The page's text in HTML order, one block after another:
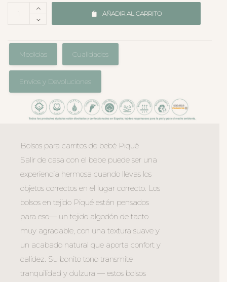
AÑADIR AL CARRITO
Medidas Cualidades
Envíos y Devoluciones
Bolsos para carritos de bebé Piqué
Salir de casa con el bebe puede ser una
experiencia hermosa cuando llevas los
objetos correctos en el lugar correcto. Los
bolsos en tejido Piqué están pensados
para eso— un tejido algodón de tacto
muy agradable, con una textura suave y
un acabado natural que aporta confort y
calidez. Su bonito tono transmite
tranquilidad y dulzura — estos bolsos